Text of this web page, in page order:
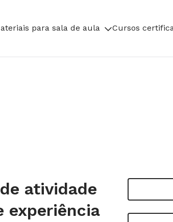
para sala de aula Cursos
atividade
experiência